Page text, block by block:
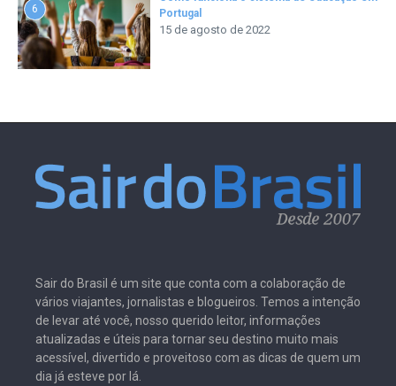
6
Portugal
15 de agosto de 2022
Sair do Brasil é um site que conta com a colaboração de
vários viajantes, jornalistas e blogueiros. Temos a intenção
de levar até você, nosso querido leitor, informações
atualizadas e úteis para tornar seu destino muito mais
acessível, divertido e proveitoso com as dicas de quem um
dia já esteve por lá.